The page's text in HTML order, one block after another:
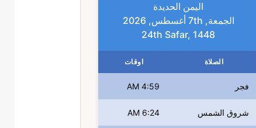
اليمن الحديدة
الجمعة, 7th أغسطس, 2026
24th Safar, 1448
الصلاة اوقات
فجر 4:59 AM
شروق الشمس 6:24 AM